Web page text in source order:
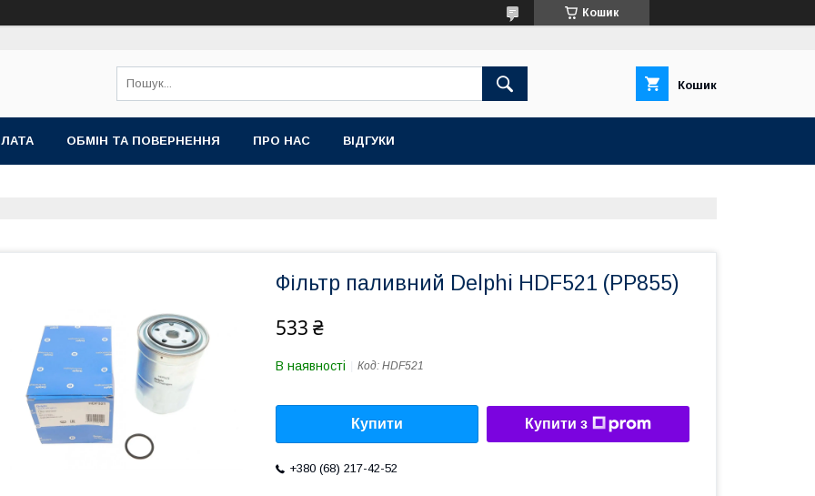
Кошик
Кошик
ОБМІН ТА ПОВЕРНЕННЯ ПРО НАС ВІДГУКИ
Фільтр паливний Delphi HDF521 (PP855)
533 ₴
В наявності Код: HDF521
Купити Купити з
+380 (68) 217-42-52